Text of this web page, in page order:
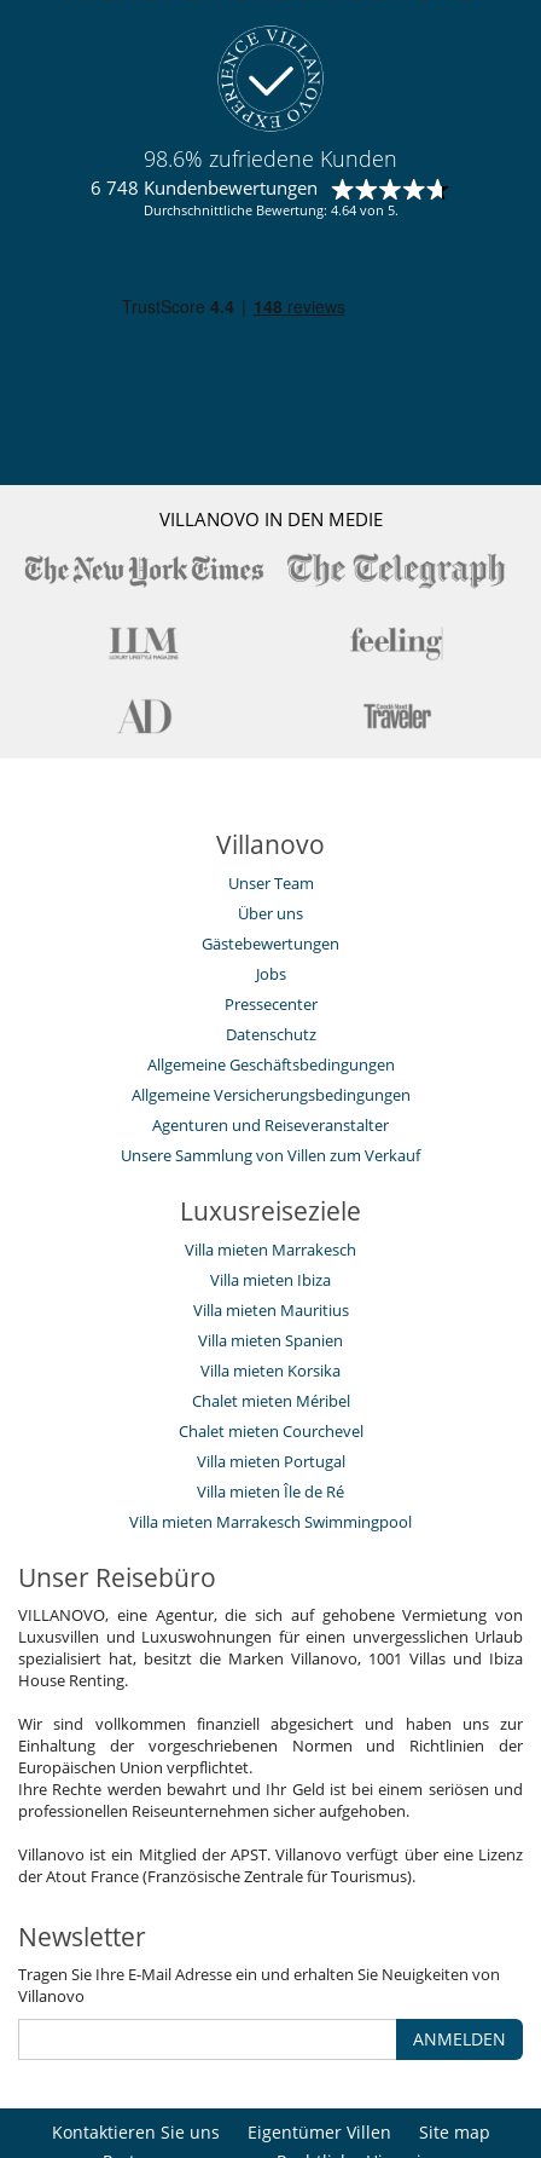
98.6% zufriedene Kunden
6 748 Kundenbewertungen
Durchschnittliche Bewertung: 4.64 von 5.
VILLANOVO IN DEN MEDIE
Villanovo
Unser Team
Über uns
Gästebewertungen
Jobs
Pressecenter
Datenschutz
Allgemeine Geschäftsbedingungen
Allgemeine Versicherungsbedingungen
Agenturen und Reiseveranstalter
Unsere Sammlung von Villen zum Verkauf
Luxusreiseziele
Villa mieten Marrakesch
Villa mieten Ibiza
Villa mieten Mauritius
Villa mieten Spanien
Villa mieten Korsika
Chalet mieten Méribel
Chalet mieten Courchevel
Villa mieten Portugal
Villa mieten Île de Ré
Villa mieten Marrakesch Swimmingpool
Unser Reisebüro
VILLANOVO, eine Agentur, die sich auf gehobene Vermietung von
Luxusvillen und Luxuswohnungen für einen unvergesslichen Urlaub
spezialisiert hat, besitzt die Marken Villanovo, 1001 Villas und Ibiza
House Renting.
Wir sind vollkommen finanziell abgesichert und haben uns zur
Einhaltung der vorgeschriebenen Normen und Richtlinien der
Europäischen Union verpflichtet.
Ihre Rechte werden bewahrt und Ihr Geld ist bei einem seriösen und
professionellen Reiseunternehmen sicher aufgehoben.
Villanovo ist ein Mitglied der APST. Villanovo verfügt über eine Lizenz
der Atout France (Französische Zentrale für Tourismus).
Newsletter
Tragen Sie Ihre E-Mail Adresse ein und erhalten Sie Neuigkeiten von
Villanovo
ANMELDEN
Kontaktieren Sie uns Eigentümer Villen
Site map